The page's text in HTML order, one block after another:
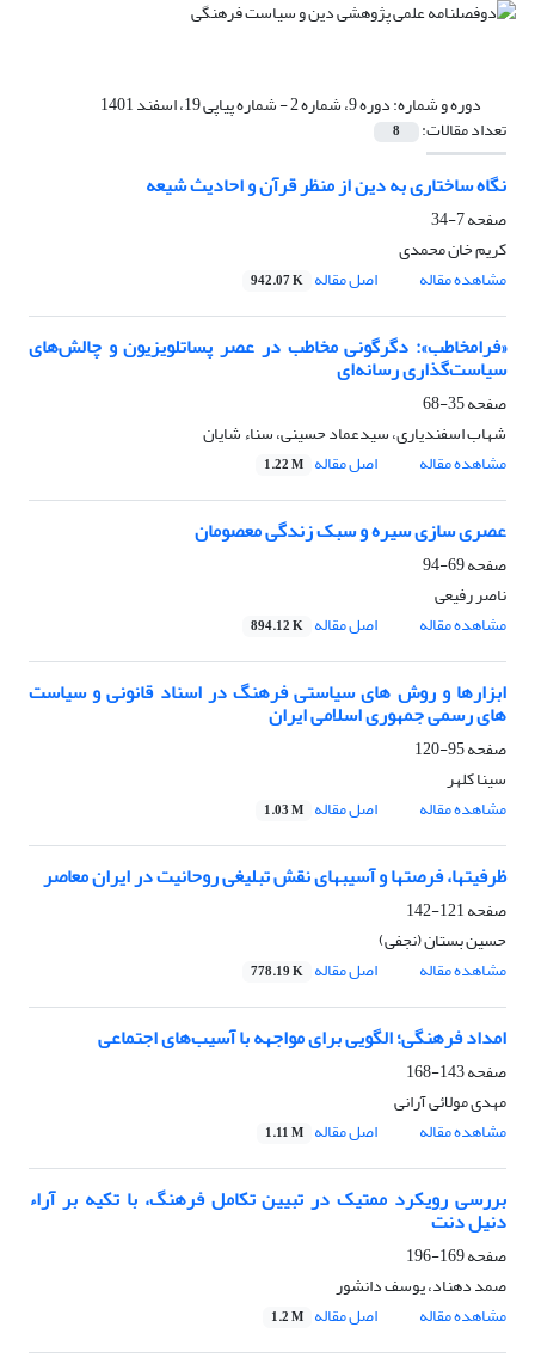
دوره و شماره:دوره 9، شماره 2 - شماره پیاپی 19، اسفند 1401
تعداد مقالات: 8
نگاه ساختاری به دین از منظر قرآن و احادیث شیعه
صفحه7-34
کریم خان محمدی
مشاهده مقاله
اصل مقاله 942.07 K
«فرامخاطب»: دگرگونی مخاطب در عصر پساتلویزیون و چالش‌های
سیاست‌گذاری رسانه‌ای
صفحه35-68
شهاب اسفندیاری، سیدعماد حسینی، سناء شایان
مشاهده مقاله
اصل مقاله 1.22 M
عصری سازی سیره و سبک زندگی معصومان
صفحه69-94
ناصر رفیعی
مشاهده مقاله
اصل مقاله 894.12 K
ابزارها و روش های سیاستی فرهنگ در اسناد قانونی و سیاست
های رسمی جمهوری اسلامی ایران
صفحه95-120
سینا کلهر
مشاهده مقاله
اصل مقاله 1.03 M
ظرفیتها، فرصتها و آسیبهای نقش تبلیغی روحانیت در ایران معاصر
صفحه121-142
حسین بستان (نجفی)
مشاهده مقاله
اصل مقاله 778.19 K
امداد فرهنگی؛ الگویی برای مواجهه با آسیب‌های اجتماعی
صفحه143-168
مهدی مولائی آرانی
مشاهده مقاله
اصل مقاله 1.11 M
بررسی رویکرد ممتیک در تبیین تکامل فرهنگ، با تکیه بر آراء
دنیل دنت
صفحه169-196
صمد دهناد، یوسف دانشور
مشاهده مقاله
اصل مقاله 1.2 M